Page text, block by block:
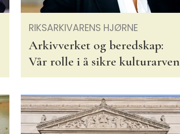
RIKSARKIVARENS HJØRNE
Arkivverket og beredskap:
Vår rolle i å sikre kulturarven